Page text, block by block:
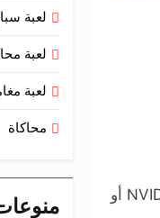
الرسومات: AMD: Radeon 7970/Radeon R9 280x أو ما يعادلها؛ NVIDIA: GeForce GTX 760 أو
لعبة
لعبة
لعبة
محاكاة